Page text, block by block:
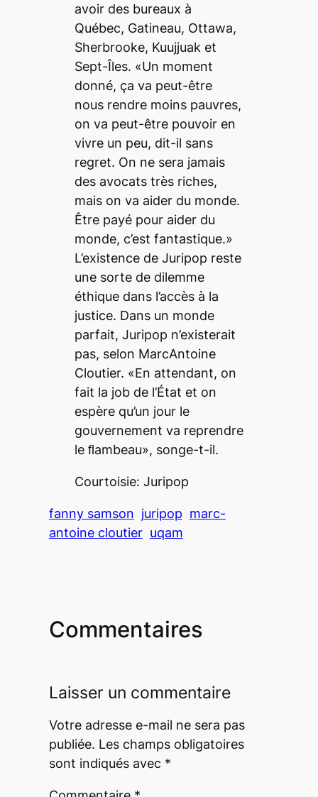
avoir des bureaux à
Québec, Gatineau, Ottawa,
Sherbrooke, Kuujjuak et
Sept-Îles. «Un moment
donné, ça va peut-être
nous rendre moins pauvres,
on va peut-être pouvoir en
vivre un peu, dit-il sans
regret. On ne sera jamais
des avocats très riches,
mais on va aider du monde.
Être payé pour aider du
monde, c’est fantastique.»
L’existence de Juripop reste
une sorte de dilemme
éthique dans l’accès à la
justice. Dans un monde
parfait, Juripop n’existerait
pas, selon MarcAntoine
Cloutier. «En attendant, on
fait la job de l’État et on
espère qu’un jour le
gouvernement va reprendre
le ﬂambeau», songe-t-il.
Courtoisie: Juripop
fanny samson juripop marc-
antoine cloutier uqam
Commentaires
Laisser un commentaire
Votre adresse e-mail ne sera pas
publiée. Les champs obligatoires
sont indiqués avec *